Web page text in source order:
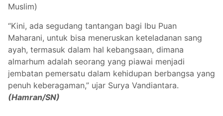
Muslim)
“Kini, ada segudang tantangan bagi Ibu Puan
Maharani, untuk bisa meneruskan keteladanan sang
ayah, termasuk dalam hal kebangsaan, dimana
almarhum adalah seorang yang piawai menjadi
jembatan pemersatu dalam kehidupan berbangsa yang
penuh keberagaman,” ujar Surya Vandiantara.
(Hamran/SN)